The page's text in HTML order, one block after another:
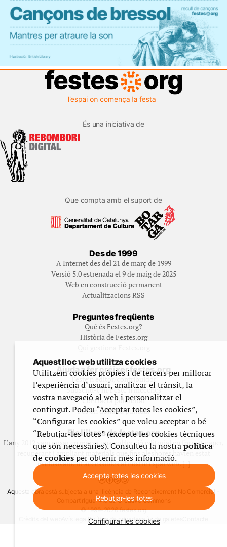
És una iniciativa de
Que compta amb el suport de
Des de 1999
A Internet des del 21 de març de 1999
Versió 5.0 estrenada el 9 de maig de 2025
Web en construcció permanent
Actualitzacions RSS
Preguntes freqüents
Qué és Festes.org?
Història de Festes.org
Ajuda a fer créixer festes.org
Feste’n editor/contribuidor
Subscriu-t’hi/Feste’n mecenes
Contracta publicitat
Fes un donatiu puntual
Els llibres de festes.org
L’any 2012 vam posar en marxa una col·lecció editorial en format paper,
recuperant i ampliant materials que fins aleshores havien estat
exclusivament accessibles al nostre espai web. [+]
Aquesta obra està subjecta a una llicència de Reconeixement No Comercial -
CompartirIgual 4.0 de Creative Commons
© 1999-2026 festes.org
Política de privadesaÚs de galetes
Aquest lloc web utilitza cookies
Utilitzem cookies pròpies i de tercers per millorar
l’experiència d’usuari, analitzar el trànsit, la
vostra navegació al web i personalitzar el
contingut. Podeu “Acceptar totes les cookies”,
“Configurar les cookies” que voleu acceptar o bé
“Rebutjar-les totes” (excepte les cookies tècniques
que són necessàries). Consulteu la nostrapolítica
de cookiesper obtenir més informació.
Accepta totes les cookies
Rebutjar-les totes
Configurar les cookies